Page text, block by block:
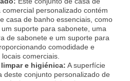
personalizado contém
casa de banho essenciais, como
suporte para sabonete, uma
de sabonete e um suporte para
comodidade e
comerciais.
e higiénica: A superfície
deste conjunto personalizado de